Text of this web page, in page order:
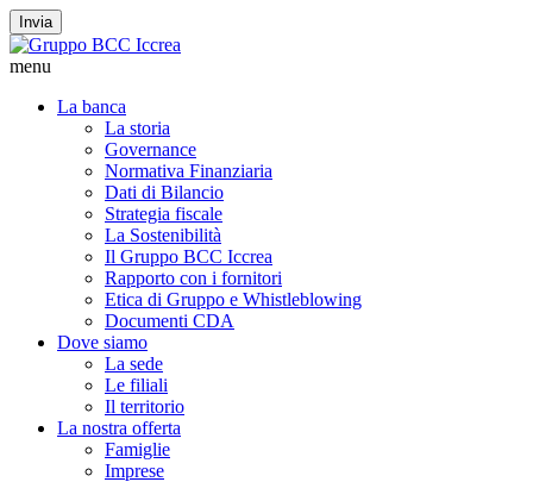
Invia
menu
La banca
La storia
Governance
Normativa Finanziaria
Dati di Bilancio
Strategia fiscale
La Sostenibilità
Il Gruppo BCC Iccrea
Rapporto con i fornitori
Etica di Gruppo e Whistleblowing
Documenti CDA
Dove siamo
La sede
Le filiali
Il territorio
La nostra offerta
Famiglie
Imprese